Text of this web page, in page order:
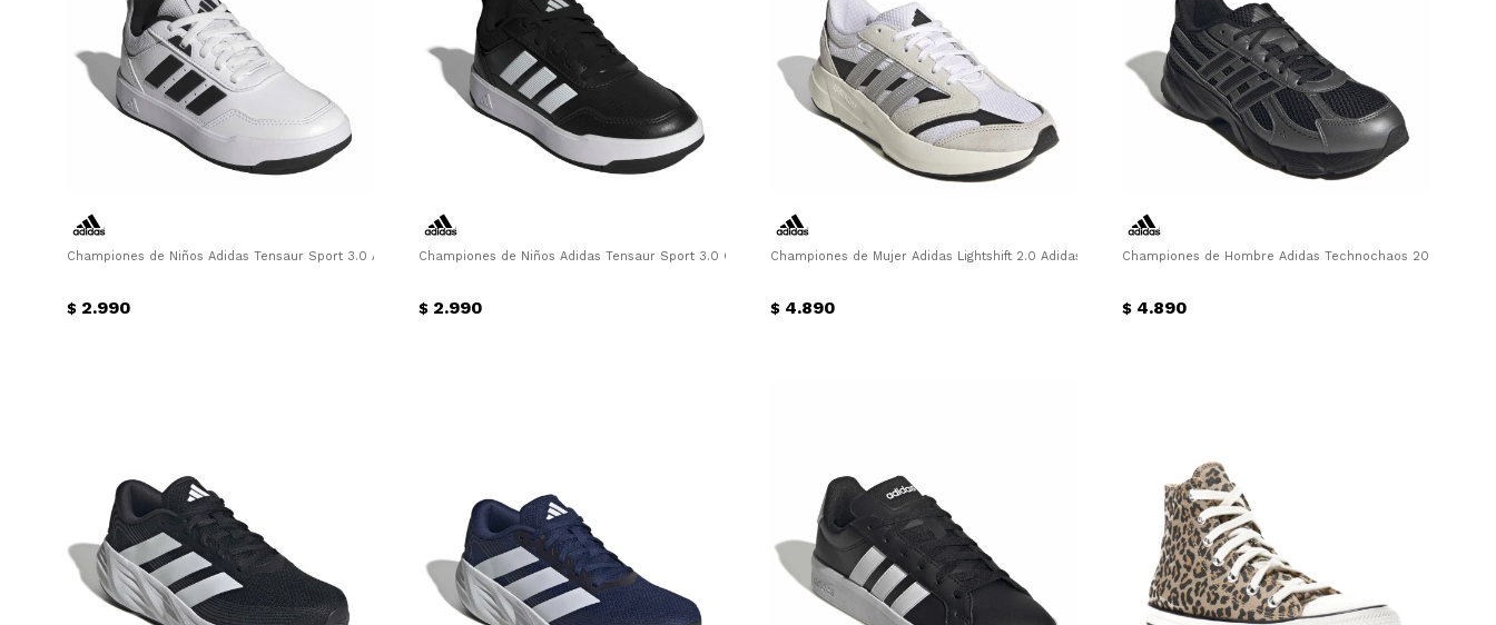
Championes de Niños Adidas Tensaur Sport 3.0 Adidas - Blanco - Negro
$ 2.990
Championes de Niños Adidas Tensaur Sport 3.0 Cf Adidas - Negro - Blanco
$ 2.990
Championes de Mujer Adidas Lightshift 2.0 Adidas - Beige
$ 4.890
Championes de Hombre Adidas Technochaos 2000 M
$ 4.890